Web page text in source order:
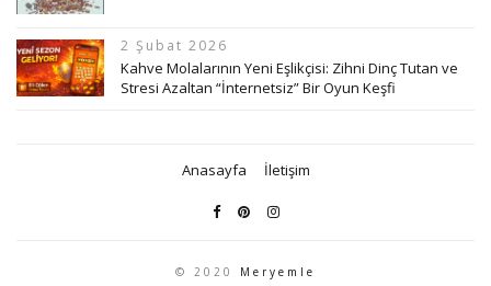
2 Şubat 2026
Kahve Molalarının Yeni Eşlikçisi: Zihni Dinç Tutan ve
Stresi Azaltan “İnternetsiz” Bir Oyun Keşfi
Anasayfa İletişim
© 2020 Meryemle